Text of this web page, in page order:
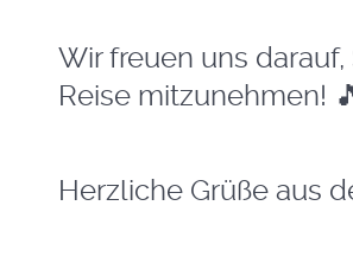
Wir freuen uns
Reise mitzunehmen!
Herzliche Grüße aus